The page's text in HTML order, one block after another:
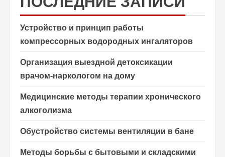
Устройство и принцип работы
компрессорных водородных ингаляторов
Организация выездной детоксикации
врачом-наркологом на дому
Медицинские методы терапии хронического
алкоголизма
Обустройство системы вентиляции в бане
Методы борьбы с бытовыми и складскими